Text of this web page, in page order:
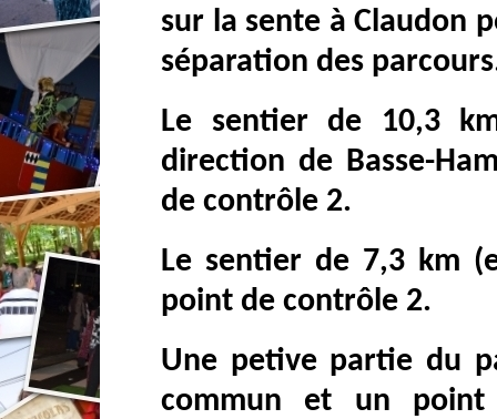
sur la sente à Claudon
séparation des
Le sentier de 10,3
direction de Basse-
de contrôle 2.
Le sentier de 7,3 km
point de contrôle 2.
Une petive partie du
commun et un point